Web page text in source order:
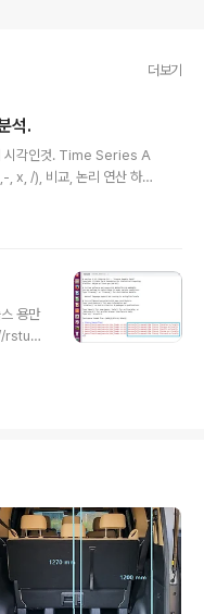
더보기
석.
시각인것. Time Series A
x, /), 비교, 논리 연산 하는
가 이미지이면 이미지 처
어 Analysis 나 Processi
: http://laxtha..
용만
rstudi
16.04
실
서는